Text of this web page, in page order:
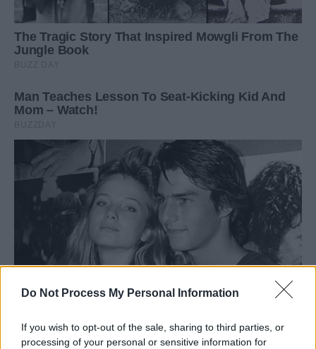
Do Not Process My Personal Information
If you wish to opt-out of the sale, sharing to third parties, or
processing of your personal or sensitive information for